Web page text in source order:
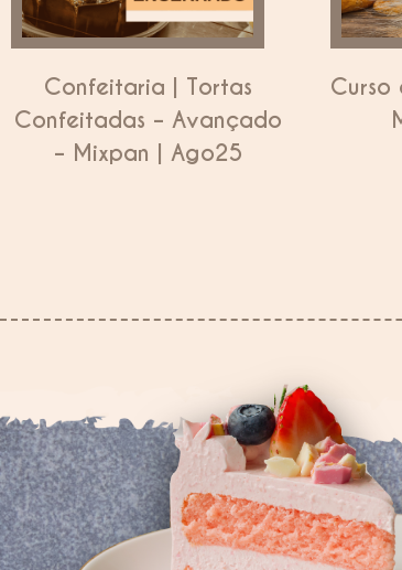
Confeitaria | Tortas
Confeitadas – Avançado
– Mixpan | Ago25
Curso